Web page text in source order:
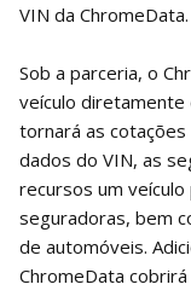
VIN da ChromeData.
Sob a parceria, o
veículo diretamente
tornará as cotações
dados do VIN, as
recursos um
seguradoras, bem
de automóveis.
ChromeData